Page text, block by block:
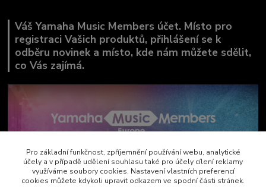
Váš Yamaha Music Members účet. Místo pro
registraci Vašich produktů, přihlášení se k
odběru novinek a místo, kde nám můžete sdělit,
co Vás zajímá.
Pro základní funkčnost, zpříjemnění používání webu, analytické
účely a v případě udělení souhlasu také pro účely cílení reklamy
využíváme soubory cookies. Nastavení vlastních preferencí
cookies můžete kdykoli upravit odkazem ve spodní části stránek.